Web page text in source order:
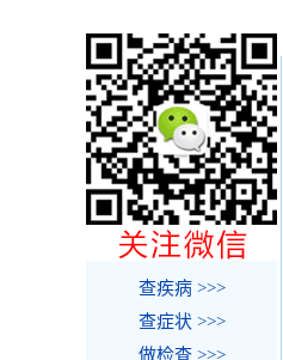
查疾病 >>>
查症状 >>>
做检查 >>>